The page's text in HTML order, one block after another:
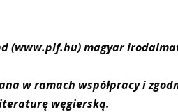
(www.plf.hu) magyar
w ramach współpracy i
węgierską.